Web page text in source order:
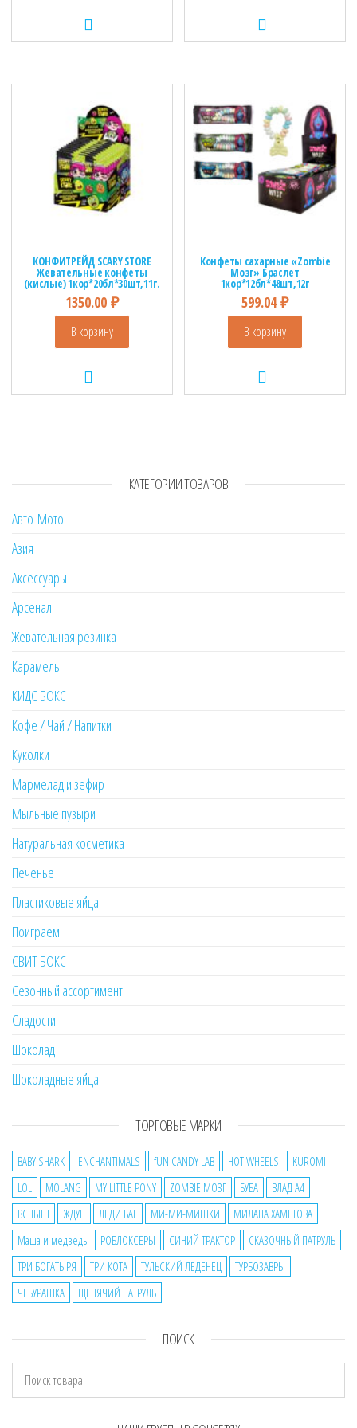
КОНФИТРЕЙД SCARY STORE
Жевательные конфеты
(кислые) 1кор*20бл*30шт,11г.
1350.00 ₽
В корзину
Конфеты сахарные «Zombie
Мозг» Браслет
1кор*12бл*48шт,12г
599.04₽
В корзину
КАТЕГОРИИ ТОВАРОВ
Авто-Мото
Азия
Аксессуары
Арсенал
Жевательная резинка
Карамель
КИДС БОКС
Кофе / Чай / Напитки
Куколки
Мармелад и зефир
Мыльные пузыри
Натуральная косметика
Печенье
Пластиковые яйца
Поиграем
СВИТ БОКС
Сезонный ассортимент
Сладости
Шоколад
Шоколадные яйца
ТОРГОВЫЕ МАРКИ
BABY SHARK ENCHANTIMALS fUN CANDY LAB HOT WHEELS
KUROMI
LOL
MOLANG MY LITTLE PONY ZOMBIE МОЗГ БУБА
ВЛАД А4
ВСПЫШ
ЖДУН ЛЕДИ БАГ МИ-МИ-МИШКИ
МИЛАНА ХАМЕТОВА
Маша и медведь
РОБЛОКСЕРЫ СИНИЙ ТРАКТОР
СКАЗОЧНЫЙ ПАТРУЛЬ
ТРИ БОГАТЫРЯ
ТРИ КОТА ТУЛЬСКИЙ ЛЕДЕНЕЦ
ТУРБОЗАВРЫ
ЧЕБУРАШКА
ЩЕНЯЧИЙ ПАТРУЛЬ
ПОИСК